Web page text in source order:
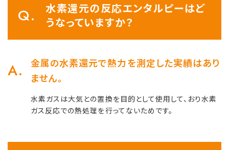
水素還元の反応エンタルピーはど
うなっていますか？
金属の水素還元で熱力を測定した実績はあり
ません。
水素ガスは大気との置換を目的として使用して、おり水素
ガス反応での熱処理を行ってないためです。